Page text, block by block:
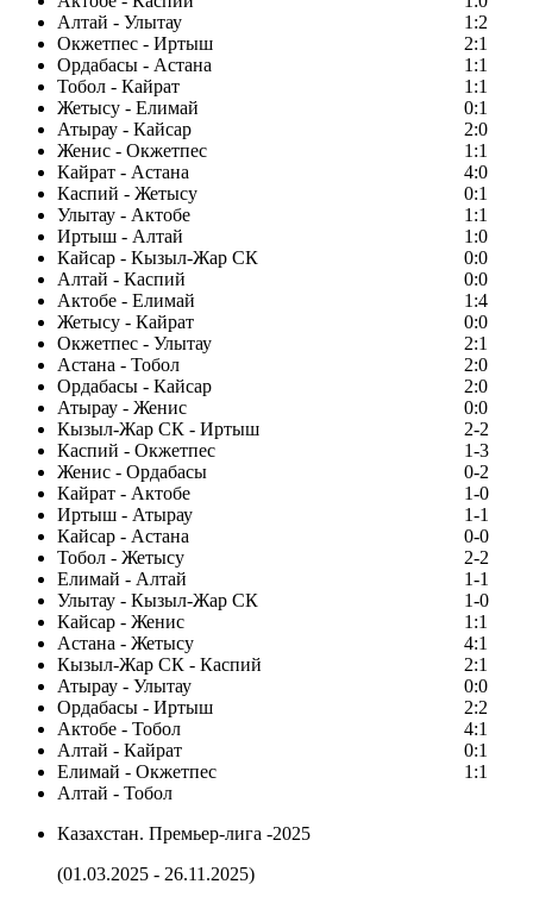
Алтай - Улытау
1:2
Окжетпес - Иртыш
2:1
Ордабасы - Астана
1:1
Тобол - Кайрат
1:1
Жетысу - Елимай
0:1
Атырау - Кайсар
2:0
Женис - Окжетпес
1:1
Кайрат - Астана
4:0
Каспий - Жетысу
0:1
Улытау - Актобе
1:1
Иртыш - Алтай
1:0
Кайсар - Кызыл-Жар СК
0:0
Алтай - Каспий
0:0
Актобе - Елимай
1:4
Жетысу - Кайрат
0:0
Окжетпес - Улытау
2:1
Астана - Тобол
2:0
Ордабасы - Кайсар
2:0
Атырау - Женис
0:0
Кызыл-Жар СК - Иртыш
2-2
Каспий - Окжетпес
1-3
Женис - Ордабасы
0-2
Кайрат - Актобе
1-0
Иртыш - Атырау
1-1
Кайсар - Астана
0-0
Тобол - Жетысу
2-2
Елимай - Алтай
1-1
Улытау - Кызыл-Жар СК
1-0
Кайсар - Женис
1:1
Астана - Жетысу
4:1
Кызыл-Жар СК - Каспий
2:1
Атырау - Улытау
0:0
Ордабасы - Иртыш
2:2
Актобе - Тобол
4:1
Алтай - Кайрат
0:1
Елимай - Окжетпес
1:1
Алтай - Тобол
Казахстан. Премьер-лига -2025
(01.03.2025 - 26.11.2025)